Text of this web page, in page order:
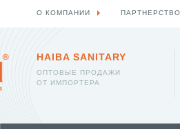
HAIBA SANITARY
ОПТОВЫЕ ПРОДАЖИ
ОТ ИМПОРТЕРА
О КОМПАНИИ ПАРТНЕРСТВО